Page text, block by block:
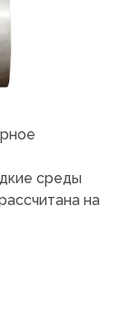
среды
на